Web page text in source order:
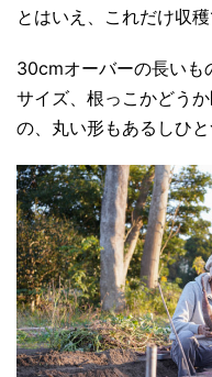
とはいえ、これだけ収
30cmオーバーの長いも
サイズ、根っこかどう
の、丸い形もあるしひ